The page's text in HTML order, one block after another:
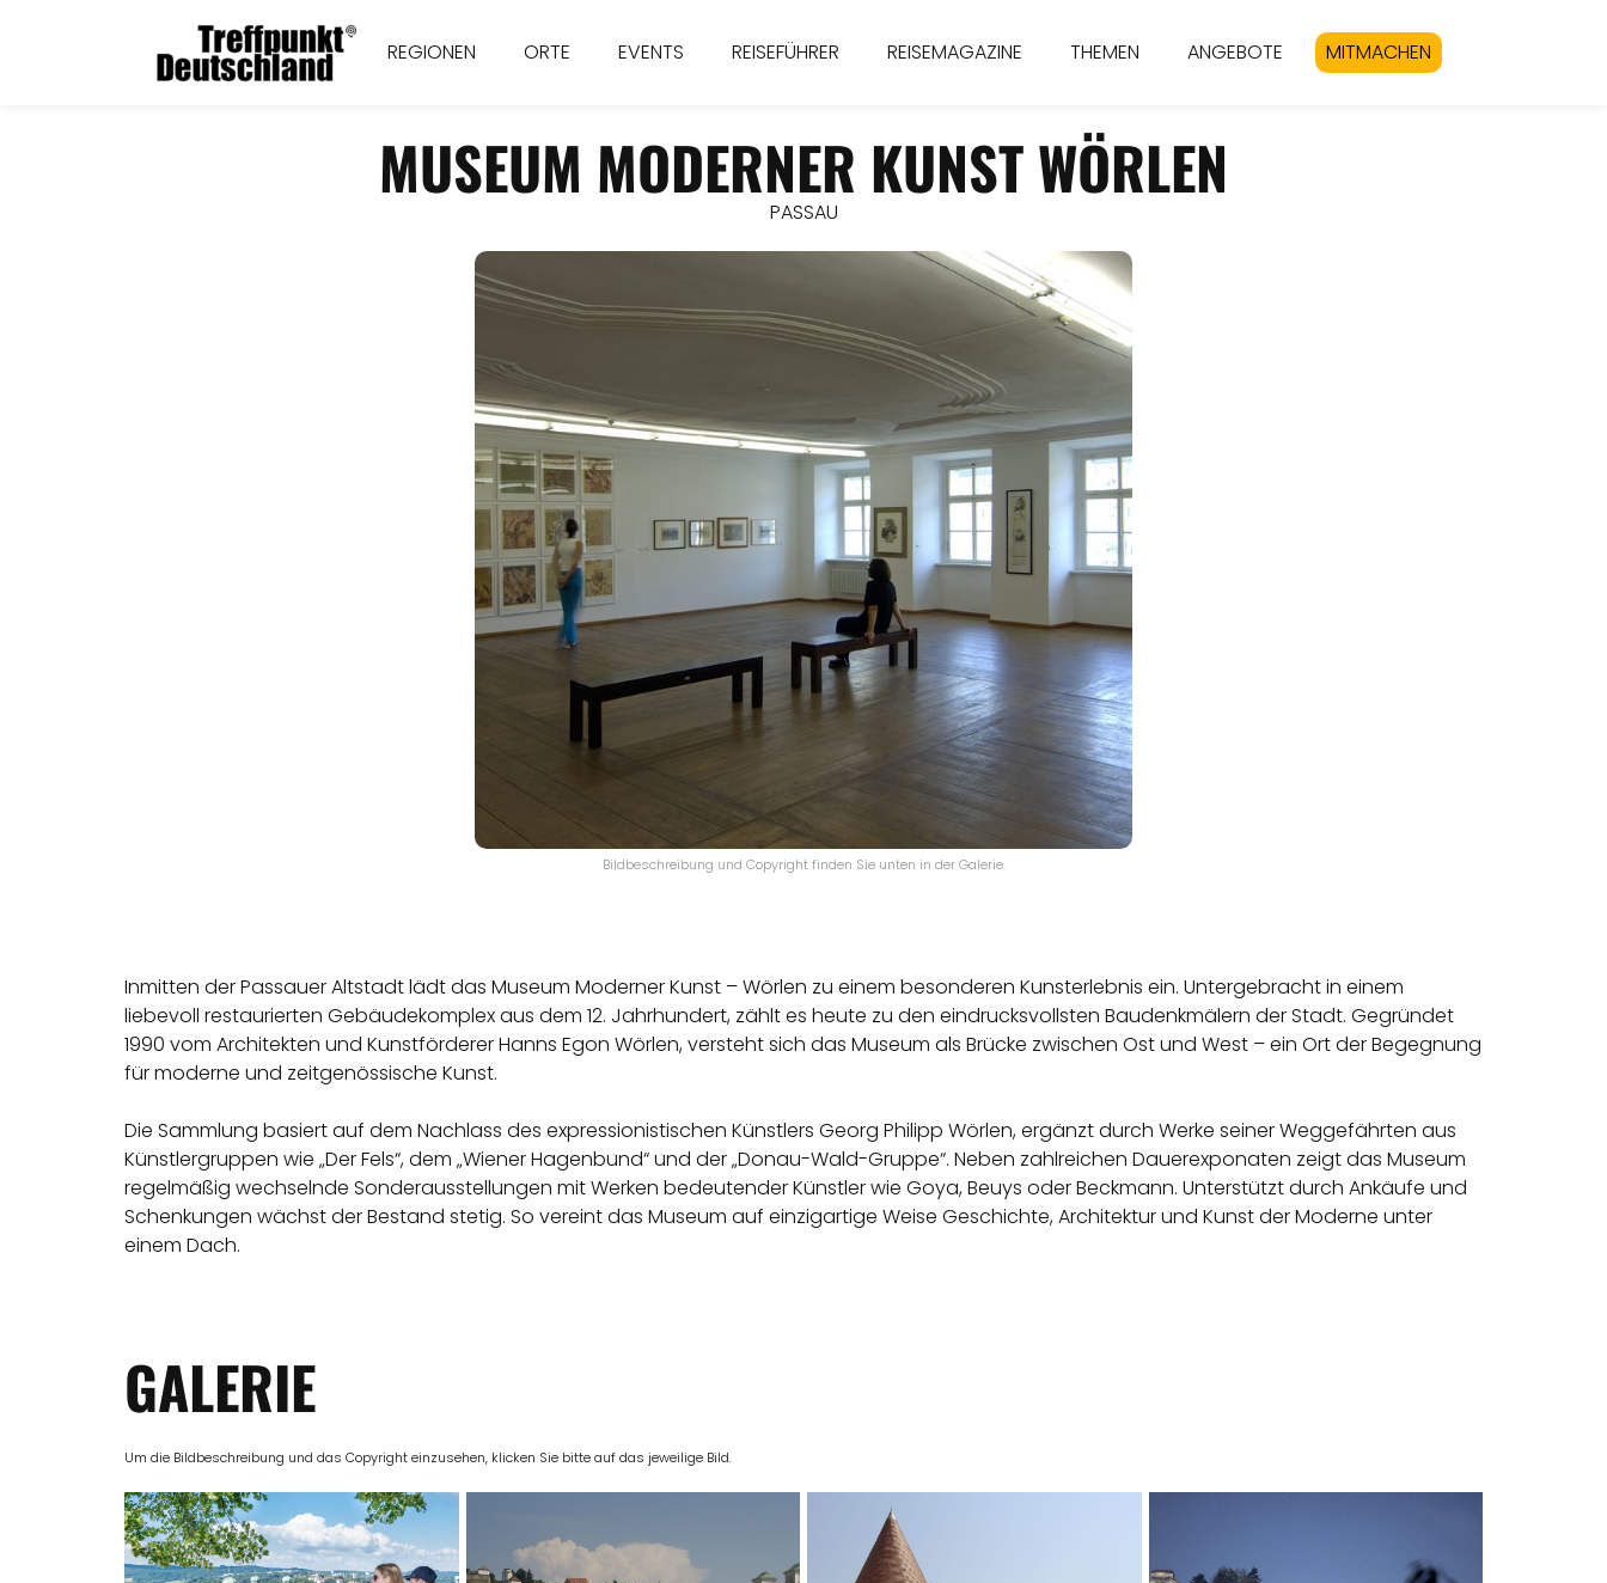
REGIONEN ORTE EVENTS REISEFÜHRER REISEMAGAZINE THEMEN ANGEBOTE MITMACHEN
MUSEUM MODERNER KUNST WÖRLEN
PASSAU
Bildbeschreibung und Copyright finden Sie unten in der Galerie.
Inmitten der Passauer Altstadt lädt das Museum Moderner Kunst – Wörlen zu einem besonderen Kunsterlebnis ein. Untergebracht in einem
liebevoll restaurierten Gebäudekomplex aus dem 12. Jahrhundert, zählt es heute zu den eindrucksvollsten Baudenkmälern der Stadt. Gegründet
1990 vom Architekten und Kunstförderer Hanns Egon Wörlen, versteht sich das Museum als Brücke zwischen Ost und West – ein Ort der Begegnung
für moderne und zeitgenössische Kunst.
Die Sammlung basiert auf dem Nachlass des expressionistischen Künstlers Georg Philipp Wörlen, ergänzt durch Werke seiner Weggefährten aus
Künstlergruppen wie „Der Fels“, dem „Wiener Hagenbund“ und der „Donau-Wald-Gruppe“. Neben zahlreichen Dauerexponaten zeigt das Museum
regelmäßig wechselnde Sonderausstellungen mit Werken bedeutender Künstler wie Goya, Beuys oder Beckmann. Unterstützt durch Ankäufe und
Schenkungen wächst der Bestand stetig. So vereint das Museum auf einzigartige Weise Geschichte, Architektur und Kunst der Moderne unter
einem Dach.
GALERIE
Um die Bildbeschreibung und das Copyright einzusehen, klicken Sie bitte auf das jeweilige Bild.